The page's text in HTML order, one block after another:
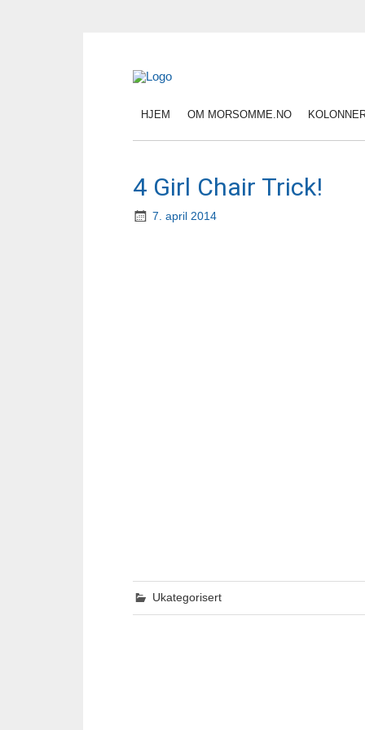
HJEM OM MORSOMME.NO
4 Girl Chair Trick!
7. april 2014
Ukategorisert